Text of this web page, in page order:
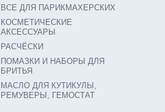
ВСЕ ДЛЯ ПАРИКМАХЕРСКИХ
КОСМЕТИЧЕСКИЕ
АКСЕССУАРЫ
РАСЧËСКИ
ПОМАЗКИ И НАБОРЫ ДЛЯ
БРИТЬЯ
МАСЛО ДЛЯ КУТИКУЛЫ,
РЕМУВЕРЫ, ГЕМОСТАТ